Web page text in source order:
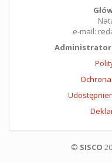
e-mail:
© SISCO